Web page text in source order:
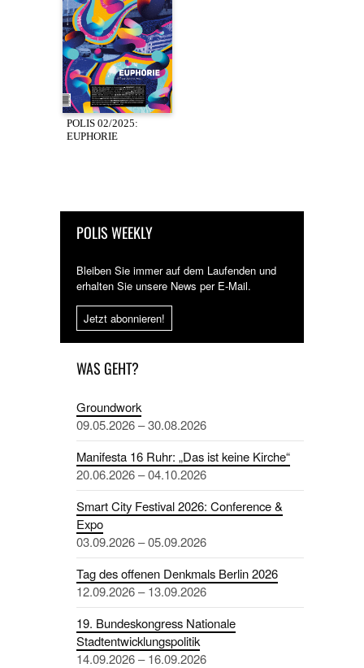
POLIS 02/2025:
EUPHORIE
POLIS WEEKLY
Bleiben Sie immer auf dem Laufenden und
erhalten Sie unsere News per E-Mail.
Jetzt abonnieren!
WAS GEHT?
Groundwork
09.05.2026 – 30.08.2026
Manifesta 16 Ruhr: „Das ist keine Kirche“
20.06.2026 – 04.10.2026
Smart City Festival 2026: Conference &
Expo
03.09.2026 – 05.09.2026
Tag des offenen Denkmals Berlin 2026
12.09.2026 – 13.09.2026
19. Bundeskongress Nationale
Stadtentwicklungspolitik
14.09.2026 – 16.09.2026